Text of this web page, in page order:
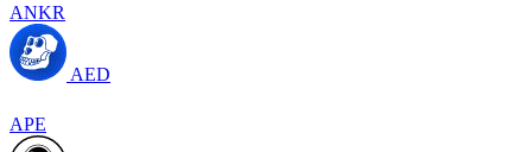
ANKR
AED
APE